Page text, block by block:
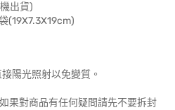
出貨)
(19X7.3X19cm)
陽光照射以免變質。
果對商品有任何疑問請先不要拆封